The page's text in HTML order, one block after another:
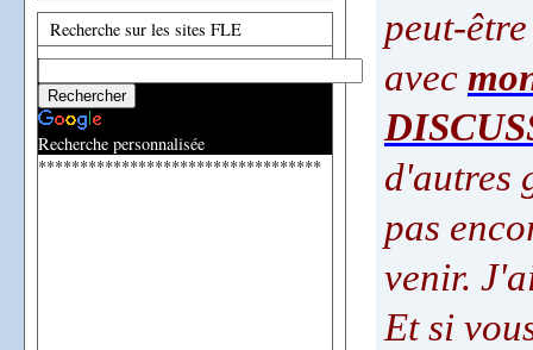
Recherche sur les sites FLE
Recherche personnalisée
**********************************
peut-
avec
d'autres
pas
venir.
Et si